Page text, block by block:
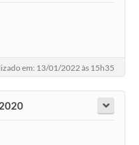
em: 13/01/2022 às 15h35